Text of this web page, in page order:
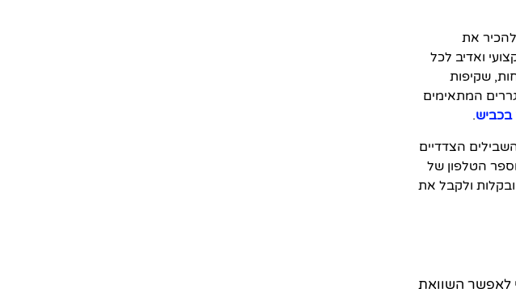
את
ואדיב לכל
שקיפות
המתאימים
בכביש.
הצדדיים
הטלפון של
ולקבל את
לאפשר השוואת